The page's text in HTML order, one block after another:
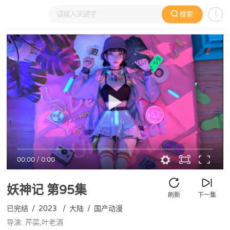
搜索
大家在看 日本动漫 国产动漫 欧美动漫 动漫电影
00:00/0:00
妖神记 第95集 下一集
刷新
已完结 / 2023 / 大陆 / 国产动漫
导演: 芹菜,叶老酒